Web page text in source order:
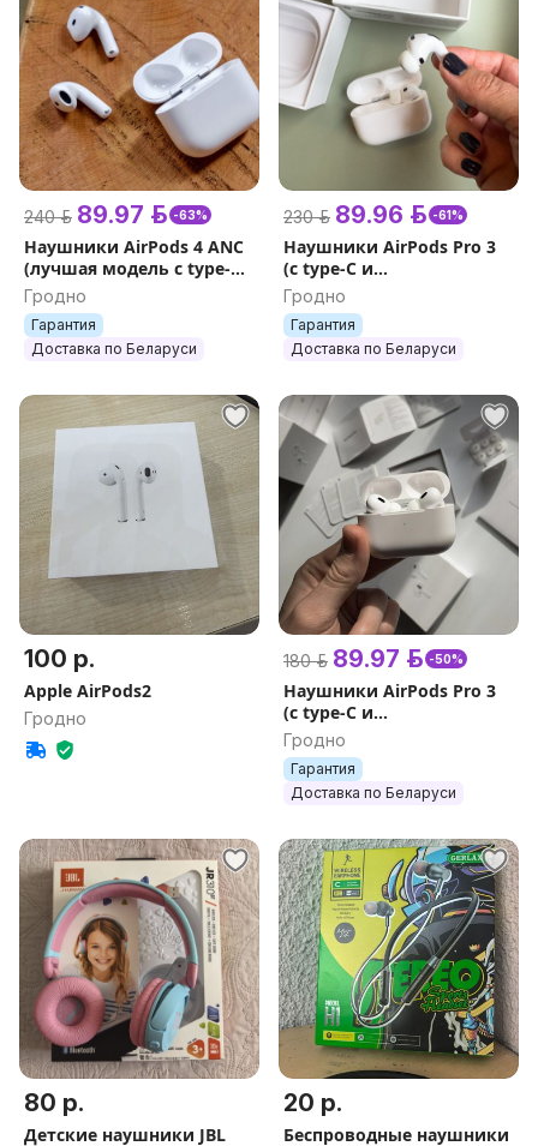
240 р. 89.97 р. -63%
Наушники AirPods 4 ANC
(лучшая модель с type-C
и рабочим
шумоподавлением) +
гарантия 1 год + подарки
Гродно
Гарантия
Доставка по Беларуси
230 р. 89.96 р. -61%
Наушники AirPods Pro 3
(с type-C и
шумоподалением +
гарантия 1 год + подарки)
чип FCO Ue1
Гродно
Гарантия
Доставка по Беларуси
100 р.
Apple AirPods2
Гродно
180 р. 89.97 р. -50%
Наушники AirPods Pro 3
(с type-C и
шумоподалением +
гарантия 1 год + подарки)
чип FCO Ch4
Гродно
Гарантия
Доставка по Беларуси
80 р.
Детские наушники JBL
20 р.
Беспроводные наушники